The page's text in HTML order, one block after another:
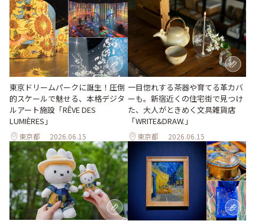
東京ドリームパークに誕生！圧倒
的スケールで魅せる、本格デジタ
ルアート施設「RÊVE DES
LUMIÈRES」
東京都 2026.06.15
一目惚れする茶器や育てる革カバ
ーも。新宿近くの住宅街で見つけ
た、大人がときめく文具雑貨店
「WRITE&DRAW.」
東京都 2026.06.15